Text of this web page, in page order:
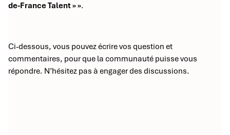
de-France Talent » ».
Ci-dessous, vous pouvez écrire vos question et
commentaires, pour que la communauté puisse vous
répondre. N’hésitez pas à engager des discussions.